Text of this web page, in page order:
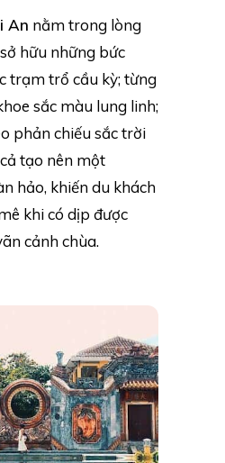
An nằm trong lòng
hữu những bức
trạm trổ cầu kỳ; từng
sắc màu lung linh;
phản chiếu sắc trời
tạo nên một
hảo, khiến du khách
khi có dịp được
cảnh chùa.